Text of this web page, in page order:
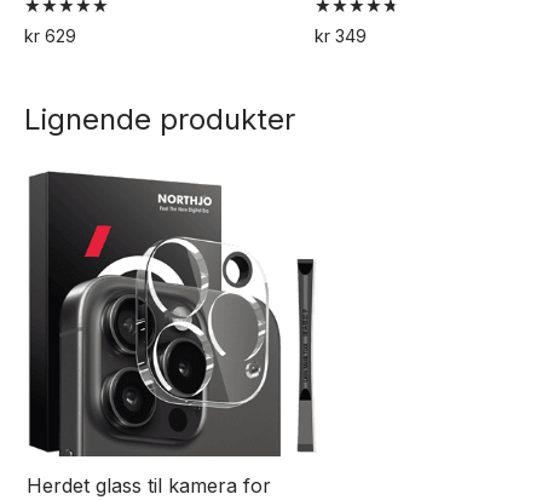
Vurdert
5.00
kr 629
har
Alternativene
velges
produktsiden
Vurdert
4.79
kr349
Lignende produkter
Herdet glass til kamera for